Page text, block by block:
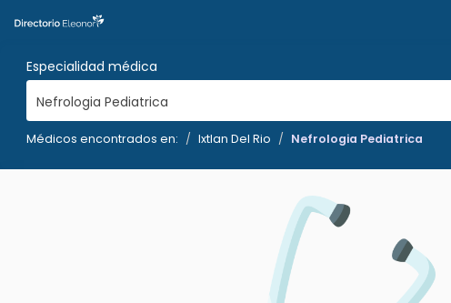
Especialidad médica
Nefrologia Pediatrica
Médicos encontrados en: Ixtlan Del Rio Nefrologia Pediatrica